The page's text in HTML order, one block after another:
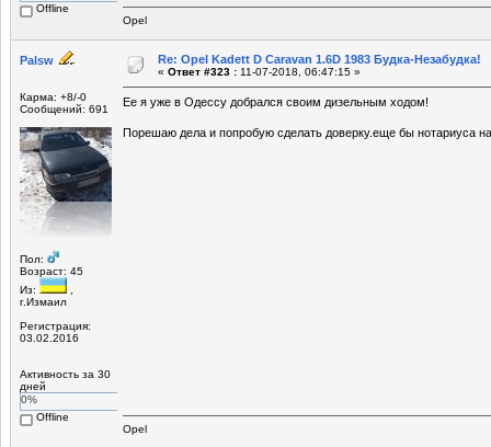
Offline
Opel
Palsw
Карма: +8/-0
Сообщений: 691
Пол:
Возраст: 45
Из:
г.Измаил
Регистрация:
03.02.2016
Активность за 30
дней
0%
Offline
Re: Opel Kadett D Caravan 1.6D 1983 Будка-Незабудка!
« Ответ #323 : 11-07-2018, 06:47:15 »
Ее я уже в Одессу добрался своим дизельным ходом!
Порешаю дела и попробую сделать доверку.еще бы нотариуса
Opel